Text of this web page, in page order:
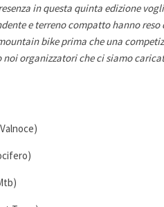
in questa quinta edizione
e terreno compatto hanno
bike prima che una
organizzatori che ci siamo